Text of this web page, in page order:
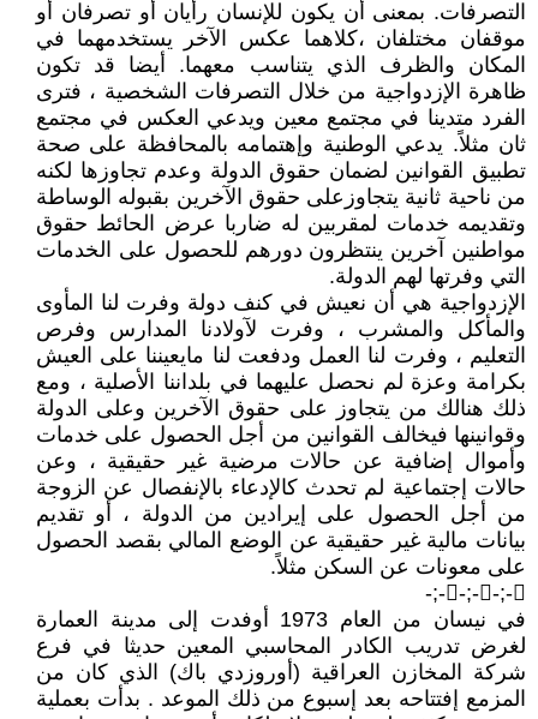
التصرفات. بمعنى أن يكون للإنسان رأيان أو تصرفان أو
موقفان مختلفان ،كلاهما عكس الآخر يستخدمهما في
المكان والظرف الذي يتناسب معهما. أيضا قد تكون
ظاهرة الإزدواجية من خلال التصرفات الشخصية ، فترى
الفرد متدينا في مجتمع معين ويدعي العكس في مجتمع
ثان مثلاً. يدعي الوطنية وإهتمامه بالمحافظة على صحة
تطبيق القوانين لضمان حقوق الدولة وعدم تجاوزها لكنه
من ناحية ثانية يتجاوزعلى حقوق الآخرين بقبوله الوساطة
وتقديمه خدمات لمقربين له ضاربا عرض الحائط حقوق
مواطنين آخرين ينتظرون دورهم للحصول على الخدمات
التي وفرتها لهم الدولة.
الإزدواجية هي أن نعيش في كنف دولة وفرت لنا المأوى
والمأكل والمشرب ، وفرت لآولادنا المدارس وفرص
التعليم ، وفرت لنا العمل ودفعت لنا مايعيننا على العيش
بكرامة وعزة لم نحصل عليهما في بلداننا الأصلية ، ومع
ذلك هنالك من يتجاوز على حقوق الآخرين وعلى الدولة
وقوانينها فيخالف القوانين من أجل الحصول على خدمات
وأموال إضافية عن حالات مرضية غير حقيقية ، وعن
حالات إجتماعية لم تحدث كالإدعاء بالإنفصال عن الزوجة
من أجل الحصول على إيرادين من الدولة ، أو تقديم
بيانات مالية غير حقيقية عن الوضع المالي بقصد الحصول
على معونات عن السكن مثلاً.
-;--;--;-
في نيسان من العام 1973 أوفدت إلى مدينة العمارة
لغرض تدريب الكادر المحاسبي المعين حديثا في فرع
شركة المخازن العراقية (أوروزدي باك) الذي كان من
المزمع إفتتاحه بعد إسبوع من ذلك الموعد . بدأت بعملية